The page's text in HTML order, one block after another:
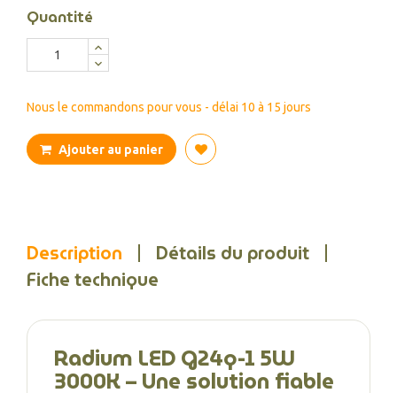
Quantité
Nous le commandons pour vous - délai 10 à 15 jours
Ajouter au panier
Description
Détails du produit
Fiche technique
Radium LED G24q-1 5W
3000K – Une solution fiable